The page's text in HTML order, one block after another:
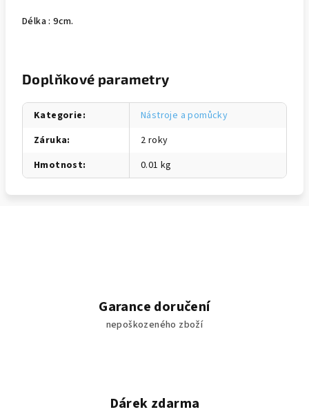
Délka : 9cm.
Doplňkové parametry
Kategorie:
Nástroje a pomůcky
Záruka:
2 roky
Hmotnost: 0.01 kg
Garance doručení
nepoškozeného zboží
Dárek zdarma